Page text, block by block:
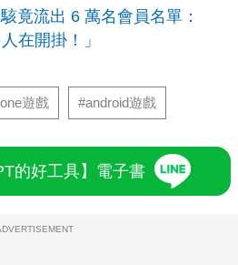
竟流出 6 萬名會員名單：
在開掛！」
遊戲 #android遊戲
的好工具】電子書